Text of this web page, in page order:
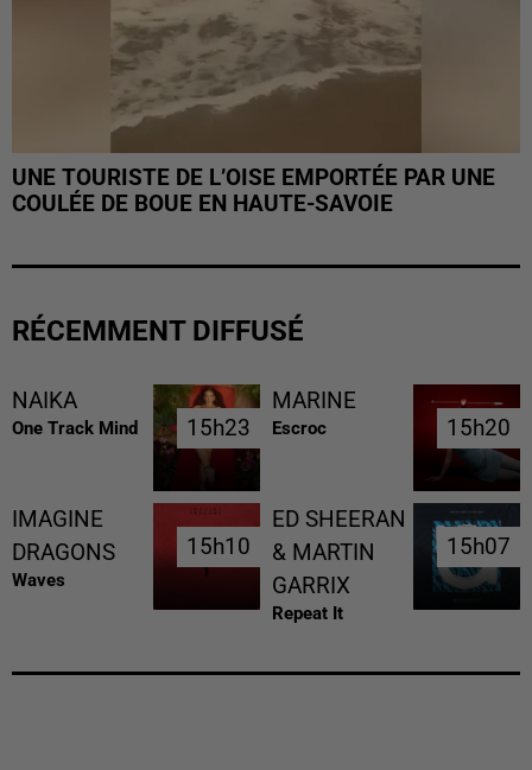
UNE TOURISTE DE L’OISE EMPORTÉE PAR UNE
COULÉE DE BOUE EN HAUTE-SAVOIE
RÉCEMMENT DIFFUSÉ
NAIKA
One Track Mind 15h23
15h23
MARINE
Escroc 15h20
15h20
IMAGINE
DRAGONS
Waves
15h10
15h10
ED SHEERAN
& MARTIN
GARRIX
Repeat It
15h07
15h07